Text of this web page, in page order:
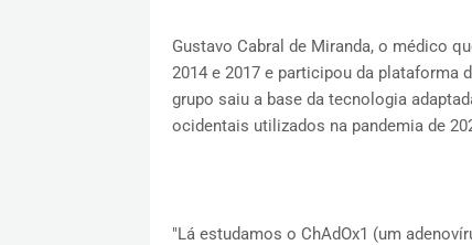
Gustavo Cabral de Miranda, o médico
2014 e 2017 e participou da plataforma
grupo saiu a base da tecnologia
ocidentais utilizados na pandemia de
"Lá estudamos o ChAdOx1 (um